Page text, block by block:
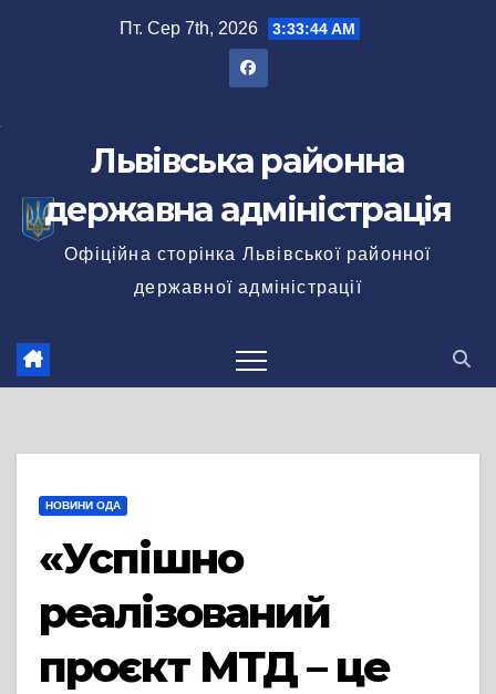
Пт. Сер 7th, 2026 3:33:44 AM
Львівська районна
державна адміністрація
Офіційна сторінка Львівської районної
державної адміністрації
НОВИНИ ОДА
«Успішно
реалізований
проєкт МТД – це